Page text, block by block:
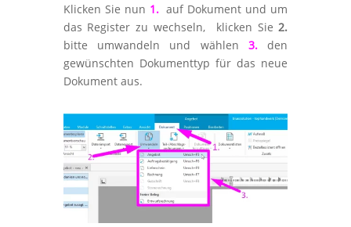
Klicken Sie nun 1.auf Dokument und um
das Register zu wechseln, klicken Sie2.
bitte umwandeln und wählen3. den
gewünschten Dokumenttyp für das neue
Dokument aus.